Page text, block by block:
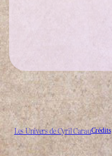
Les Univers de Cyril CarauCrédits